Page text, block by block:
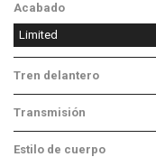
Acabado
Limited
Tren delantero
Tracción delantera
Transmisión
Automático
Estilo de cuerpo